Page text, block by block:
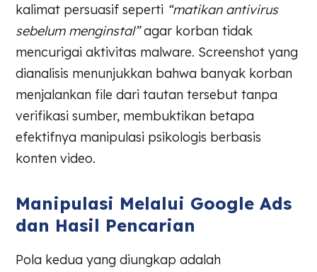
kalimat persuasif seperti “matikan antivirus
sebelum menginstal”agar korban tidak
mencurigai aktivitas malware. Screenshot yang
dianalisis menunjukkan bahwa banyak korban
menjalankan file dari tautan tersebut tanpa
verifikasi sumber, membuktikan betapa
efektifnya manipulasi psikologis berbasis
konten video.
Manipulasi Melalui Google Ads
dan Hasil Pencarian
Pola kedua yang diungkap adalah